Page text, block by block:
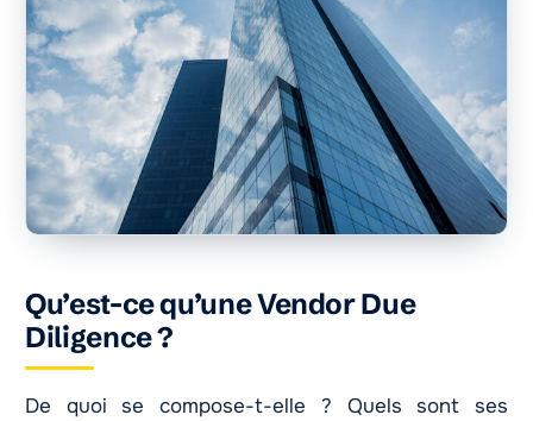
Qu’est-ce qu’une Vendor Due
Diligence ?
De quoi se compose-t-elle ? Quels sont ses